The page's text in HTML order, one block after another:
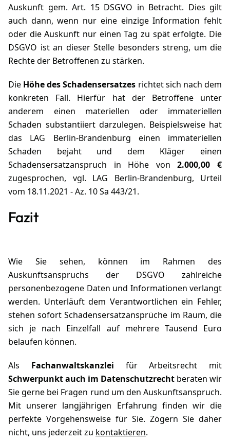
Auskunft gem. Art. 15 DSGVO in Betracht. Dies gilt
auch dann, wenn nur eine einzige Information fehlt
oder die Auskunft nur einen Tag zu spät erfolgte. Die
DSGVO ist an dieser Stelle besonders streng, um die
Rechte der Betroffenen zu stärken.
Die Höhe des Schadensersatzes richtet sich nach dem
konkreten Fall. Hierfür hat der Betroffene unter
anderem einen materiellen oder immateriellen
Schaden substantiiert darzulegen. Beispielsweise hat
das LAG Berlin-Brandenburg einen immateriellen
Schaden bejaht und dem Kläger einen
Schadensersatzanspruch in Höhe von2.000,00 €
zugesprochen, vgl. LAG Berlin-Brandenburg, Urteil
vom 18.11.2021 - Az. 10 Sa 443/21.
Fazit
Wie Sie sehen, können im Rahmen des
Auskunftsanspruchs der DSGVO zahlreiche
personenbezogene Daten und Informationen verlangt
werden. Unterläuft dem Verantwortlichen ein Fehler,
stehen sofort Schadensersatzansprüche im Raum, die
sich je nach Einzelfall auf mehrere Tausend Euro
belaufen können.
Als Fachanwaltskanzlei für Arbeitsrecht mit
Schwerpunkt auch im Datenschutzrecht beraten wir
Sie gerne bei Fragen rund um den Auskunftsanspruch.
Mit unserer langjährigen Erfahrung finden wir die
perfekte Vorgehensweise für Sie. Zögern Sie daher
nicht, uns jederzeit zu kontaktieren.